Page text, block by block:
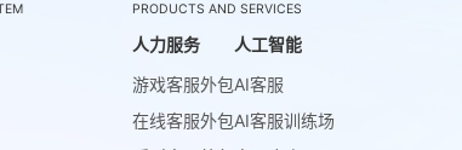
PRODUCTS AND SERVICES
人力服务
游戏客服外包
在线客服外包
人工智能
AI客服
AI客服训练场